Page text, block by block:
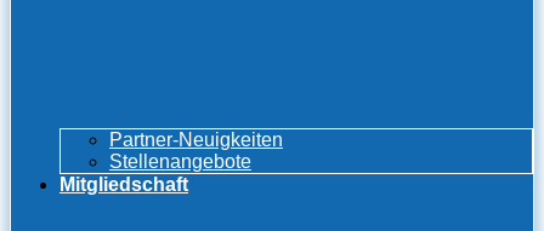
Partner-Neuigkeiten
Stellenangebote
Mitgliedschaft